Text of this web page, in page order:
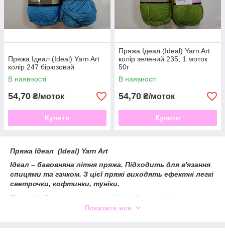
Пряжа Ідеал (Ideal) Yarn Art
колір 247 бірюзовий
В наявності
54,70 ₴/моток
Купити
Пряжа Ідеал (Ideal) Yarn Art
колір зелений 235, 1 моток
50г
В наявності
54,70 ₴/моток
Купити
Пряжа Ідеал (Ideal) Yarn Art
Ідеал – бавовняна літня пряжа. Підходить для в'язання
спицями та гачком. З цієї пряжі виходять ефектні легкі
светрочки, кофтинки, туніки.
Пряжа добре лягає в лицьовій гладі, ажурні візерунки
виглядають чудово. Можна використовувати
Показати все